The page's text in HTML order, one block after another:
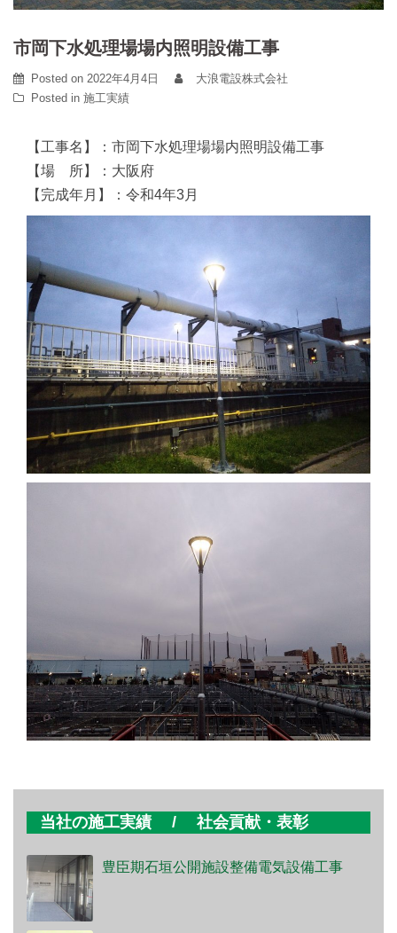
市岡下水処理場場内照明設備工事
Posted on 2022年4月4日
大浪電設株式会社
Posted in 施工実績
【工事名】：市岡下水処理場場内照明設備工事
【場 所】：大阪府
【完成年月】：令和4年3月
当社の施工実績 / 社会貢献・表彰
豊臣期石垣公開施設整備電気設備工事